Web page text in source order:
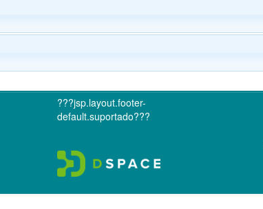
???jsp.layout.footer-
default.suportado???